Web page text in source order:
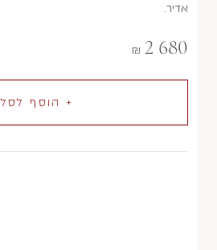
אדיר.
2 680
₪
+ הוסף לסל